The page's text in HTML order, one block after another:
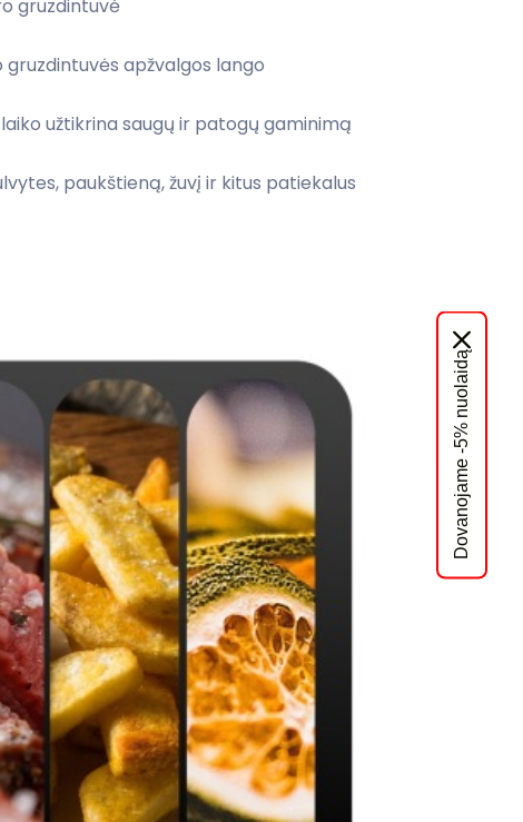
gruzdintuvė
apžvalgos lango
užtikrina saugų ir patogų gaminimą
paukštieną, žuvį ir kitus patiekalus
Dovanojame -5% nuolaidą